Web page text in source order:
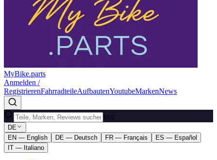
MyBike.parts
Anmelden /
RegistrierenFahrradteileAufbautenYoutubeMarkenNews
ESC
DE
EN — English
DE — Deutsch FR — Français
ES — Español
IT — Italiano